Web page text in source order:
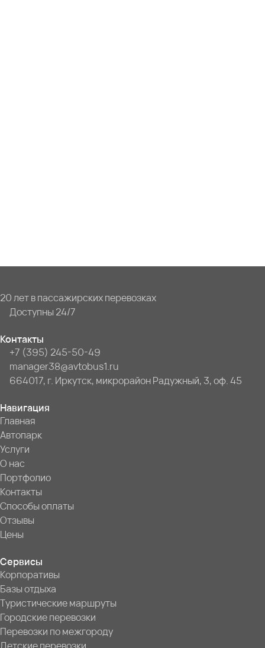
20 лет в пассажирских перевозках
Доступны 24/7
Контакты
+7 (395) 245-50-49
manager38@avtobus1.ru
664017, г. Иркутск, микрорайон Радужный, 3, оф. 45
Навигация
Главная
Автопарк
Услуги
О нас
Портфолио
Контакты
Способы оплаты
Отзывы
Цены
Сервисы
Корпоративы
Базы отдыха
Туристические маршруты
Городские перевозки
Перевозки по межгороду